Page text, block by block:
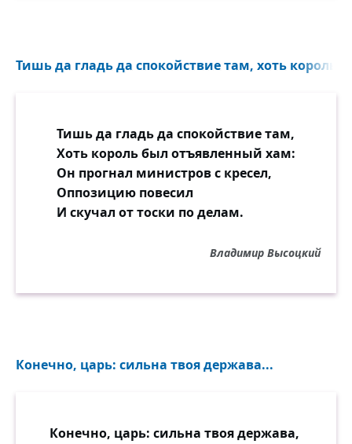
Тишь да гладь да спокойствие там, хоть король
Тишь да гладь да спокойствие там,
Хоть король был отъявленный хам:
Он прогнал министров с кресел,
Оппозицию повесил
И скучал от тоски по делам.
Владимир Высоцкий
Конечно, царь: сильна твоя держава...
Конечно, царь: сильна твоя держава,